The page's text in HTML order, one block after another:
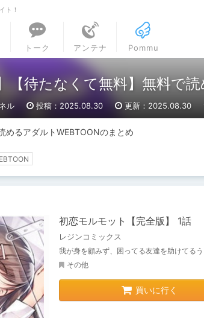
ト！
トーク アンテナ Pommu
【待たなくて無料】無料で
ル 投稿：2025.08.30 更新：2025.08.30
めるアダルトWEBTOONのまとめ
初恋モルモット【完全版】 1話
レジンコミックス
我が身を顧みず、困ってる友達を助けてる
その他
買いに行く